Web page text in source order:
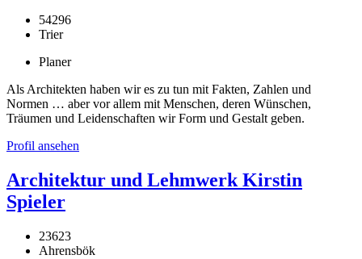
54296
Trier
Planer
Als Architekten haben wir es zu tun mit Fakten, Zahlen und
Normen … aber vor allem mit Menschen, deren Wünschen,
Träumen und Leidenschaften wir Form und Gestalt geben.
Profil ansehen
Architektur und Lehmwerk Kirstin
Spieler
23623
Ahrensbök